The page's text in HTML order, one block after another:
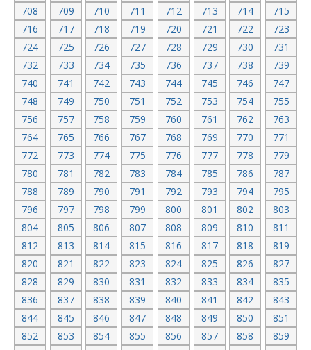
708
709 710 711 712 713 714
715
716
717 718 719 720 721 722
723
724
725 726 727 728 729 730
731
732
733 734 735 736 737 738
739
740
741 742 743 744 745 746
747
748
749 750 751 752 753 754
755
756
757 758 759 760 761 762
763
764
765 766 767 768 769 770
771
772
773 774 775 776 777 778
779
780
781 782 783 784 785 786
787
788
789 790 791 792 793 794
795
796
797 798 799 800 801 802
803
804
805 806 807 808 809 810
811
812
813 814 815 816 817 818
819
820
821 822 823 824 825 826
827
828
829 830 831 832 833 834
835
836
837 838 839 840 841 842
843
844
845 846 847 848 849 850
851
852
853 854 855 856 857 858
859